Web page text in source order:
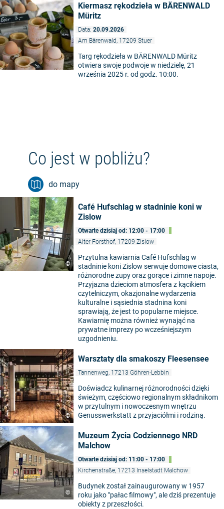
Kiermasz rękodzieła w BÄRENWALD
Müritz
Data: 20.09.2026
Am Bärenwald, 17209 Stuer
Targ rękodzieła w BÄRENWALD Müritz
otwiera swoje podwoje w niedzielę, 21
września 2025 r. od godz. 10:00.
Co jest w pobliżu?
do mapy
©
Café Hufschlag w stadninie koni w
Zislow
Otwarte dzisiaj od: 12:00 - 17:00
Alter Forsthof, 17209 Zislow
Przytulna kawiarnia Café Hufschlag w
stadninie koni Zislow serwuje domowe ciasta,
różnorodne zupy oraz gorące i zimne napoje.
Przyjazna dzieciom atmosfera z kącikiem
czytelniczym, okazjonalne wydarzenia
kulturalne i sąsiednia stadnina koni
sprawiają, że jest to popularne miejsce.
Kawiarnię można również wynająć na
prywatne imprezy po wcześniejszym
uzgodnieniu.
©
Warsztaty dla smakoszy Fleesensee
Tannenweg, 17213 Göhren-Lebbin
Doświadcz kulinarnej różnorodności dzięki
świeżym, częściowo regionalnym składnikom
w przytulnym i nowoczesnym wnętrzu
Genusswerkstatt z przyjaciółmi i rodziną.
©
Muzeum Życia Codziennego NRD
Malchow
Otwarte dzisiaj od: 11:00 - 17:00
Kirchenstraße, 17213 Inselstadt Malchow
Budynek został zainaugurowany w 1957
roku jako "pałac filmowy", ale dziś prezentuje
obiekty z przeszłości.